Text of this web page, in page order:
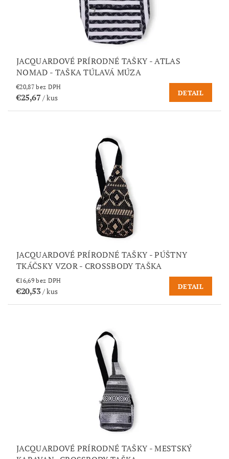
JACQUARDOVÉ PRÍRODNÉ TAŠKY - ATLAS
NOMAD - TAŠKA TÚLAVÁ MÚZA
€20,87 bez DPH
€25,67/ kus
DETAIL
JACQUARDOVÉ PRÍRODNÉ TAŠKY - PÚŠTNY
TKÁČSKY VZOR - CROSSBODY TAŠKA
€16,69 bez DPH
€20,53/ kus
DETAIL
JACQUARDOVÉ PRÍRODNÉ TAŠKY - MESTSKÝ